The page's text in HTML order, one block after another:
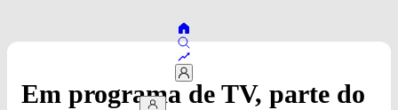
Em programa de TV, parte do